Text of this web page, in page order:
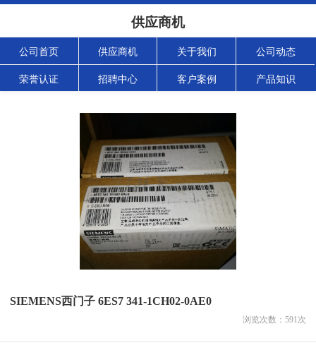
供应商机
公司首页 供应商机 关于我们 公司动态
荣誉认证 招聘中心 客户案例 产品知识
SIEMENS西门子 6ES7 341-1CH02-0AE0
浏览次数： 591次